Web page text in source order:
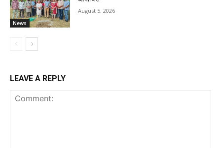
News
August 5, 2026
LEAVE A REPLY